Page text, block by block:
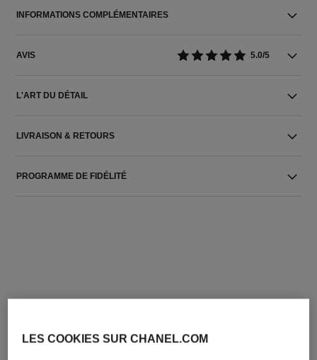
INFORMATIONS COMPLÉMENTAIRES
AVIS 5.0/5
L'ART DU DÉTAIL
LIVRAISON & RETOURS
PROGRAMME DE FIDÉLITÉ
L'ACCORD PARFAIT
LES COOKIES SUR CHANEL.COM